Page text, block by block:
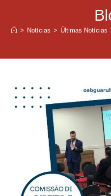
> Notícias > Últimas Notícias